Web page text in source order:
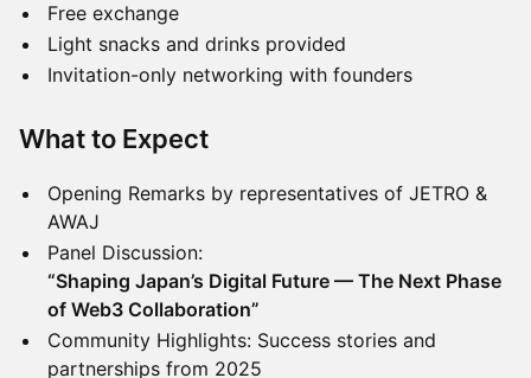
Free exchange
Light snacks and drinks provided
Invitation-only networking with founders
What to Expect
Opening Remarks by representatives of JETRO &
AWAJ
Panel Discussion:
“Shaping Japan’s Digital Future — The Next Phase
of Web3 Collaboration”
Community Highlights: Success stories and
partnerships from 2025